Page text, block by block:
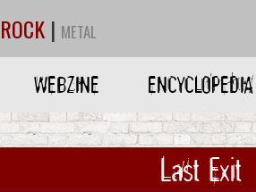
ROCK | METAL
WEBZINE ENCYCLOPEDIA
Last Exit